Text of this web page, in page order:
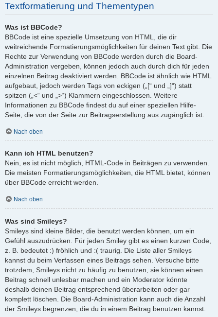
Textformatierung und Thementypen
Was ist BBCode?
BBCode ist eine spezielle Umsetzung von HTML, die dir
weitreichende Formatierungsmöglichkeiten für deinen Text gibt. Die
Rechte zur Verwendung von BBCode werden durch die Board-
Administration vergeben, können jedoch auch durch dich für jeden
einzelnen Beitrag deaktiviert werden. BBCode ist ähnlich wie HTML
aufgebaut, jedoch werden Tags von eckigen („[“ und „]“) statt
spitzen („<“ und „>“) Klammern eingeschlossen. Weitere
Informationen zu BBCode findest du auf einer speziellen Hilfe-
Seite, die von der Seite zur Beitragserstellung aus zugänglich ist.
Nach oben
Kann ich HTML benutzen?
Nein, es ist nicht möglich, HTML-Code in Beiträgen zu verwenden.
Die meisten Formatierungsmöglichkeiten, die HTML bietet, können
über BBCode erreicht werden.
Nach oben
Was sind Smileys?
Smileys sind kleine Bilder, die benutzt werden können, um ein
Gefühl auszudrücken. Für jeden Smiley gibt es einen kurzen Code,
z. B. bedeutet :) fröhlich und :( traurig. Die Liste aller Smileys
kannst du beim Verfassen eines Beitrags sehen. Versuche bitte
trotzdem, Smileys nicht zu häufig zu benutzen, sie können einen
Beitrag schnell unlesbar machen und ein Moderator könnte
deshalb deinen Beitrag entsprechend überarbeiten oder gar
komplett löschen. Die Board-Administration kann auch die Anzahl
der Smileys begrenzen, die du in einem Beitrag benutzen kannst.